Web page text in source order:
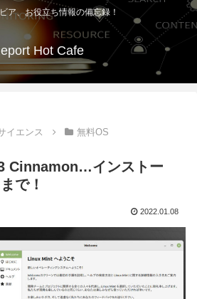
ア、お役立ち情報の備忘録！
Hot Cafe
イエンス 無料OS
Cinnamon…インストー
で！
2022.01.08